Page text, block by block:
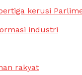
kerusi
industri
rakyat